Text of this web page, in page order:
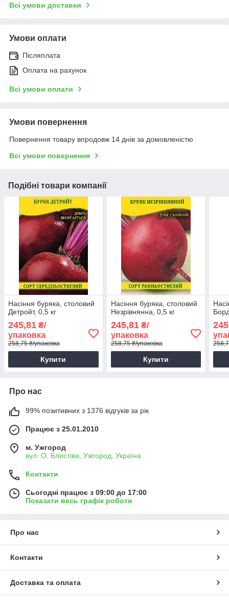
Всі умови доставки
Умови оплати
Післяплата
Оплата на рахунок
Всі умови оплати
Умови повернення
Повернення товару впродовж 14 днів за домовленістю
Всі умови повернення
Подібні товари компанії
Насіння буряка, столовий
Детройт, 0,5 кг
245,81 ₴/
упаковка
258,75 ₴/упаковка
Купити
Насіння буряка, столовий
Незрівнянна, 0,5 кг
245,81₴/
упаковка
258,75 ₴/упаковка
Купити
Про нас
99% позитивних з 1376 відгуків за рік
Працює з 25.01.2010
м. Ужгород
вул. О. Блистіва, Ужгород, Україна
Контакти
Сьогодні працює з 09:00 до 17:00
Показати весь графік роботи
Про нас
Контакти
Доставка та оплата